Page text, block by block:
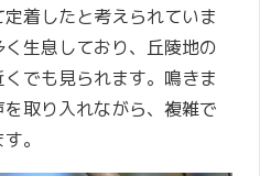
着したと考えられていま
生息しており、丘陵地の
でも見られます。鳴きま
取り入れながら、複雑で
。